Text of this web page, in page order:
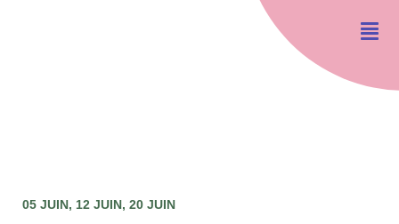
05 JUIN 12 JUIN 20 JUIN